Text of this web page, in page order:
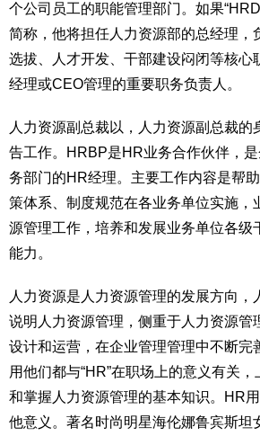
个公司员工的职能管理部门。如果
简称，他将担任人力资源部的总经理，
选拔、人才开发、干部建设闷闭等核心
经理或CEO管理的重要职务负责人。
人力资源副总裁以，人力资源副总裁的
告工作。HRBP是HR业务合作伙伴，
务部门的HR经理。主要工作内容是帮
策体系、制度规范在各业务单位实施，
源管理工作，培养和发展业务单位各级
能力。
人力资源是人力资源管理的发展方向，
说明人力资源管理，侧重于人力资源管
设计和运营，在企业管理管理中不断完
用他们都与“HR”在职场上的意义有关
和掌握人力资源管理的基本知识。HR
他意义。著名时尚明星海伦娜鲁宾斯坦